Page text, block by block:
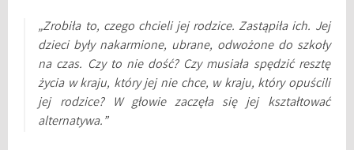
„Zrobiła to, czego chcieli jej rodzice. Zastąpiła ich. Jej
dzieci były nakarmione, ubrane, odwożone do szkoły
na czas. Czy to nie dość? Czy musiała spędzić resztę
życia w kraju, który jej nie chce, w kraju, który opuścili
jej rodzice? W głowie zaczęła się jej kształtować
alternatywa.”